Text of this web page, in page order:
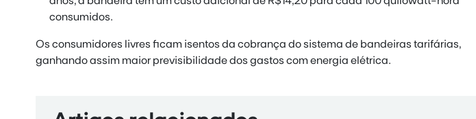
consumidos.
Os consumidores livres ficam isentos da cobrança do sistema de bandeiras tarifárias,
ganhando assim maior previsibilidade dos gastos com energia elétrica.